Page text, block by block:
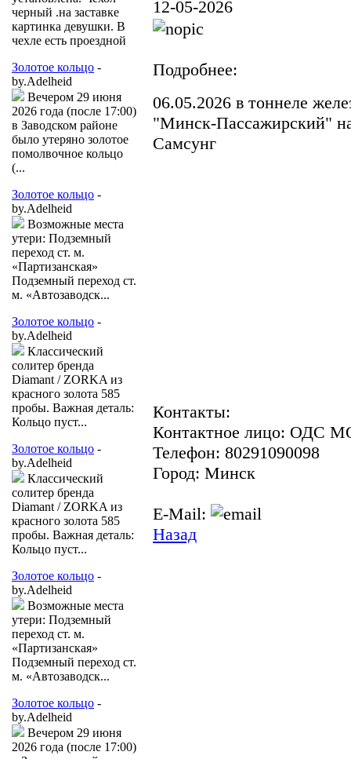
черный .на заставке
картинка девушки. В
чехле есть проездной
Золотое кольцо -
by.Adelheid
Вечером 29 июня
2026 года (после 17:00)
в Заводском районе
было утеряно золотое
помолвочное кольцо
(...
Золотое кольцо -
by.Adelheid
Возможные места
утери: Подземный
переход ст. м.
«Партизанская»
Подземный переход ст.
м. «Автозаводск...
Золотое кольцо -
by.Adelheid
Классический
солитер бренда
Diamant / ZORKA из
красного золота 585
пробы. Важная деталь:
Кольцо пуст...
Золотое кольцо -
by.Adelheid
Классический
солитер бренда
Diamant / ZORKA из
красного золота 585
пробы. Важная деталь:
Кольцо пуст...
Золотое кольцо -
by.Adelheid
Возможные места
утери: Подземный
переход ст. м.
«Партизанская»
Подземный переход ст.
м. «Автозаводск...
Золотое кольцо -
by.Adelheid
Вечером 29 июня
2026 года (после 17:00)
12-05-2026
Подробнее:
06.05.2026 в тоннеле
"Минск-Пассажирский"
Самсунг
Контакты:
Контактное лицо: ОДС
Телефон: 80291090098
Город: Минск
E-Mail:
Назад